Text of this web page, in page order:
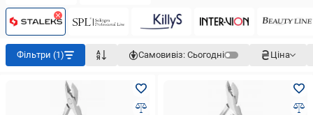
Фільтри (1) Самовивіз: Сьогодні Ціна